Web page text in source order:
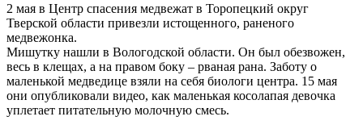
2 мая в Центр спасения медвежат в Торопецкий округ
Тверской области привезли истощенного, раненого
медвежонка.
Мишутку нашли в Вологодской области. Он был обезвожен,
весь в клещах, а на правом боку – рваная рана. Заботу о
маленькой медведице взяли на себя биологи центра. 15 мая
они опубликовали видео, как маленькая косолапая девочка
уплетает питательную молочную смесь.